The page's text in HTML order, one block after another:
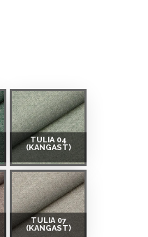
TULIA 04
(KANGAST)
TULIA 07
(KANGAST)